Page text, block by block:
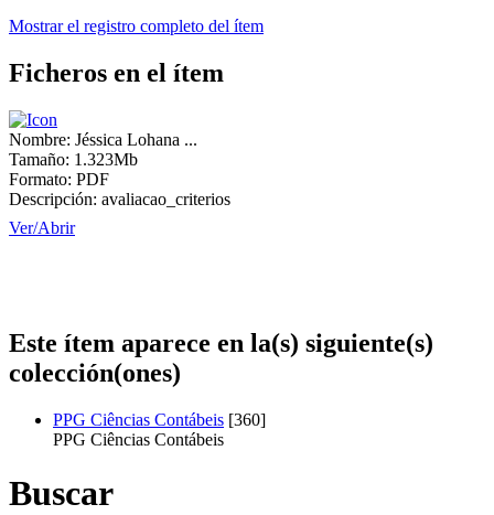
Mostrar el registro completo del ítem
Ficheros en el ítem
Nombre: Jéssica Lohana ...
Tamaño: 1.323Mb
Formato: PDF
Descripción: avaliacao_criterios
Ver/Abrir
Este ítem aparece en la(s) siguiente(s)
colección(ones)
PPG Ciências Contábeis [360]
PPG Ciências Contábeis
Buscar